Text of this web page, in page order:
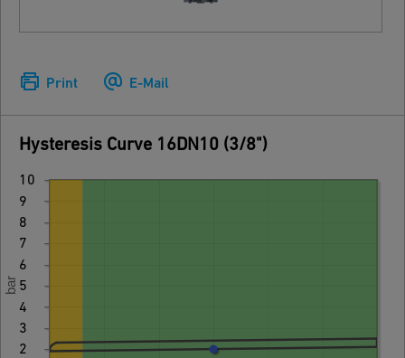
Print E-Mail
Hysteresis Curve 16DN10 (3/8")
2
3
4
5
6
7
8
9
10